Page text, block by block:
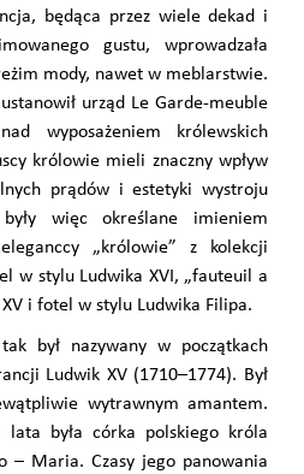
będąca przez wiele dekad i
gustu, wprowadzała
mody, nawet w meblarstwie.
urząd Le Garde-meuble
wyposażeniem królewskich
królowie mieli znaczny wpływ
prądów i estetyki wystroju
więc określane imieniem
„królowie” z kolekcji
w stylu Ludwika XVI, „fauteuil a
i fotel w stylu Ludwika Filipa.
tak był nazywany w początkach
Ludwik XV (1710–1774). Był
wytrawnym amantem.
lata była córka polskiego króla
– Maria. Czasy jego panowania